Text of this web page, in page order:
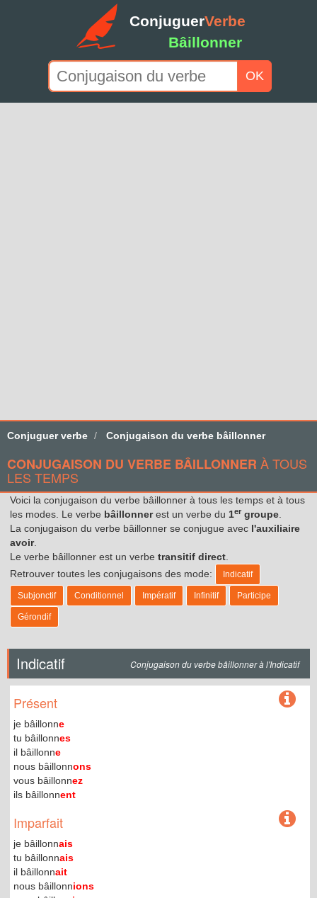
ConjuguerVerbe
Bâillonner
OK
Conjuguer verbe Conjugaison du verbe bâillonner
CONJUGAISON DU VERBE BÂILLONNER À TOUS
LES TEMPS
Voici la conjugaison du verbe bâillonner à tous les temps et à tous
les modes. Le verbe bâillonnerest un verbe du 1er groupe
La conjugaison du verbe bâillonner se conjugue avec l'auxiliaire
avoir.
Le verbe bâillonner est un verbe transitif direct
Retrouver toutes les conjugaisons des mode:
Indicatif
Subjonctif Conditionnel Impératif Infinitif Participe
Gérondif
Indicatif Conjugaison du verbe bâillonner à l'Indicatif
Présent
je bâillonne
tu bâillonnes
il bâillonne
nous bâillonnons
vous bâillonnez
ils bâillonnent
Imparfait
je bâillonnais
tu bâillonnais
il bâillonnait
nous bâillonnions